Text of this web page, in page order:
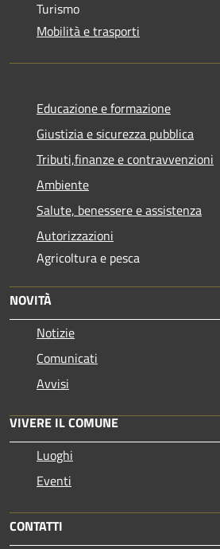
Turismo
Mobilità e trasporti
Educazione e formazione
Giustizia e sicurezza pubblica
Tributi,finanze e contravvenzioni
Ambiente
Salute, benessere e assistenza
Autorizzazioni
Agricoltura e pesca
NOVITÀ
Notizie
Comunicati
Avvisi
VIVERE IL COMUNE
Luoghi
Eventi
CONTATTI